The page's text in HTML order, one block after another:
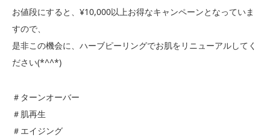
お値段にすると、¥10,000以上お得なキャンペーンとなっていま
すので、
是非この機会に、ハーブピーリングでお肌をリニューアルしてく
ださい(*^^*)
＃ターンオーバー
＃肌再生
＃エイジング